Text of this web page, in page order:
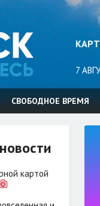
7
СВОБОДНОЕ ВРЕМЯ
картой